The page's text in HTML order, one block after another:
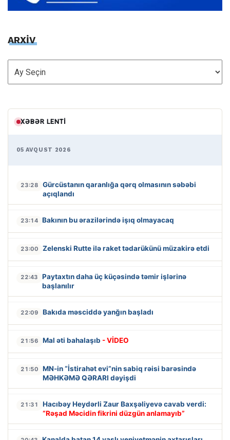
ARXİV
ARXİV
XƏBƏR LENTI
05 AVQUST 2026
23:28
Gürcüstanın qaranlığa qərq olmasının səbəbi
açıqlandı
23:14 Bakının bu ərazilərində işıq olmayacaq
23:00 Zelenski Rutte ilə raket tədarükünü müzakirə etdi
22:43
Paytaxtın daha üç küçəsində təmir işlərinə
başlanılır
22:09 Bakıda məsciddə yanğın başladı
21:56 Mal əti bahalaşıb - VİDEO
21:50
MN-in “İstirahət evi”nin sabiq rəisi barəsində
MƏHKƏMƏ QƏRARI dəyişdi
21:31
Hacıbəy Heydərli Zaur Baxşəliyevə cavab verdi:
“Rəşad Məcidin fikrini düzgün anlamayıb”